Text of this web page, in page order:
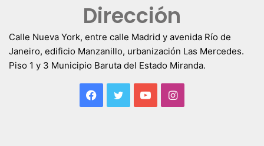
Dirección
Calle Nueva York, entre calle Madrid y avenida Río de
Janeiro, edificio Manzanillo, urbanización Las Mercedes.
Piso 1 y 3 Municipio Baruta del Estado Miranda.
Facebook
TwitterYouTubeInstagram